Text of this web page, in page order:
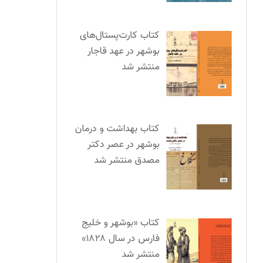
کتاب کارت‌پستال‌های
بوشهر در عهد قاجار
منتشر شد
کتاب بهداشت و درمان
بوشهر در عصر دکتر
مصدق منتشر شد
کتاب «بوشهر و خلیج
فارس در سال ۱۸۲۸»
منتشر شد